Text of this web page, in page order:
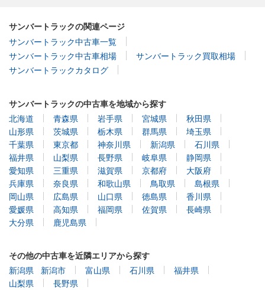
サンバートラックの関連ページ
サンバートラック中古車一覧
サンバートラック中古車相場
サンバートラック買取相場
サンバートラックカタログ
サンバートラックの中古車を地域から探す
北海道
青森県 岩手県 宮城県
秋田県
山形県
茨城県 栃木県 群馬県
埼玉県
千葉県
東京都 神奈川県 新潟県
石川県
福井県
山梨県 長野県 岐阜県
静岡県
愛知県
三重県 滋賀県 京都府
大阪府
兵庫県
奈良県 和歌山県 鳥取県
島根県
岡山県
広島県 山口県 徳島県
香川県
愛媛県
高知県 福岡県 佐賀県
長崎県
大分県
鹿児島県
その他の中古車を近隣エリアから探す
新潟県
新潟市 富山県 石川県
福井県
山梨県
長野県